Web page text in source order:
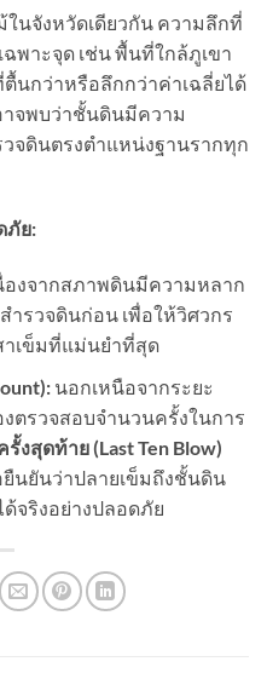
นจังหวัดเดียวกัน ความลึกที่
พาะจุด เช่น พื้นที่ใกล้ภูเขา
นกว่าหรือลึกกว่าค่าเฉลี่ยได้
าจพบว่าชั้นดินมีความ
จดินตรงตำแหน่งฐานรากทุก
ภัย:
องจากสภาพดินมีความหลาก
ำรวจดินก่อน เพื่อให้วิศวกร
เข็มที่แม่นยำที่สุด
นอกเหนือจากระยะ
ตรวจสอบจำนวนครั้งในการ
รั้งสุดท้าย (Last Ten Blow)
นยันว่าปลายเข็มถึงชั้นดิน
จริงอย่างปลอดภัย